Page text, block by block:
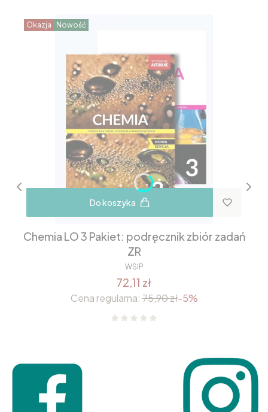
Okazja Nowość
Do koszyka
Chemia LO 3 Pakiet: podręcznik zbiór zadań
ZR
WSIP
72,11 zł
Cena regularna: 75,90 zł-5%